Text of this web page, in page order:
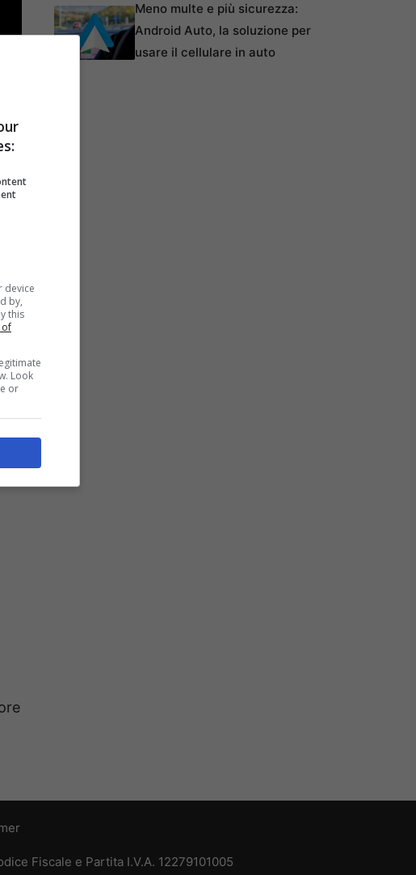
Meno multe e più sicurezza:
Android Auto, la soluzione per
usare il cellulare in auto
Fiscale e Partita I.V.A. 12279101005
device
by,
this
of
Look
or